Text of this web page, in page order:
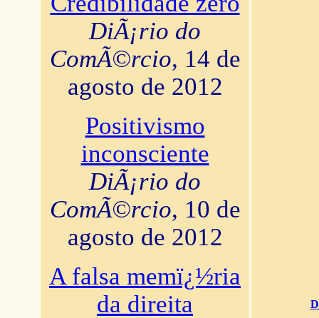
DiÃ¡rio do
ComÃ©rcio, 14 de
agosto de 2012
Positivismo
inconsciente
DiÃ¡rio do
ComÃ©rcio, 10 de
agosto de 2012
A falsa memï¿½ria
da direita